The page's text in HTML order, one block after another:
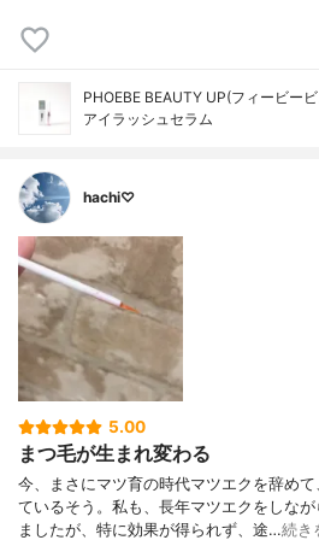
PHOEBE BEAUTY UP(フィービー
アイラッシュセラム
hachi♡
5.00
まつ毛が生まれ変わる
今、まさにマツ育の時代マツエクを辞め
ているそう。私も、長年マツエクをしな
ましたが、特に効果が得られず、途…続き